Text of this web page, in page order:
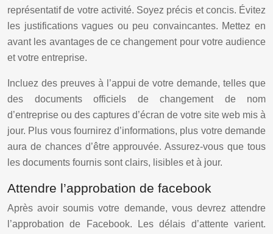
représentatif de votre activité. Soyez précis et concis. Évitez
les justifications vagues ou peu convaincantes. Mettez en
avant les avantages de ce changement pour votre audience
et votre entreprise.
Incluez des preuves à l’appui de votre demande, telles que
des documents officiels de changement de nom
d’entreprise ou des captures d’écran de votre site web mis à
jour. Plus vous fournirez d’informations, plus votre demande
aura de chances d’être approuvée. Assurez-vous que tous
les documents fournis sont clairs, lisibles et à jour.
Attendre l’approbation de facebook
Après avoir soumis votre demande, vous devrez attendre
l’approbation de Facebook. Les délais d’attente varient.